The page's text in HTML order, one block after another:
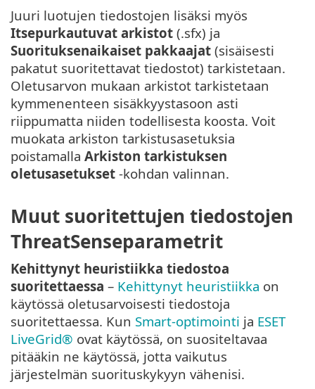
Juuri luotujen tiedostojen lisäksi myös
Itsepurkautuvat arkistot (.sfx) ja
Suorituksenaikaiset pakkaajat (sisäisesti
pakatut suoritettavat tiedostot) tarkistetaan.
Oletusarvon mukaan arkistot tarkistetaan
kymmenenteen sisäkkyystasoon asti
riippumatta niiden todellisesta koosta. Voit
muokata arkiston tarkistusasetuksia
poistamalla Arkiston tarkistuksen
oletusasetukset -kohdan valinnan.
Muut suoritettujen tiedostojen
ThreatSenseparametrit
Kehittynyt heuristiikka tiedostoa
suoritettaessa – Kehittynyt heuristiikka on
käytössä oletusarvoisesti tiedostoja
suoritettaessa. Kun Smart-optimointi ja ESET
LiveGrid® ovat käytössä, on suositeltavaa
pitääkin ne käytössä, jotta vaikutus
järjestelmän suorituskykyyn vähenisi.